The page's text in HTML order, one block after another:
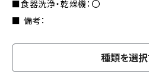
■食器洗浄・乾燥機：〇
■ 備考：
種類を選択